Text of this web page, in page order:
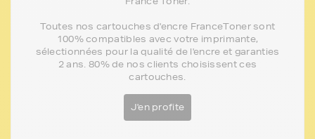
Toutes nos cartouches d'encre FranceToner sont
100% compatibles avec votre imprimante,
sélectionnées pour la qualité de l'encre et garanties
2 ans. 80% de nos clients choisissent ces
cartouches.
J'en profite